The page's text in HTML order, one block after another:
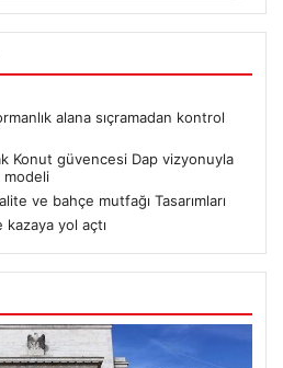
alana sıçramadan kontrol
Konut güvencesi Dap vizyonuyla
modeli
ve bahçe mutfağı Tasarımları
kazaya yol açtı